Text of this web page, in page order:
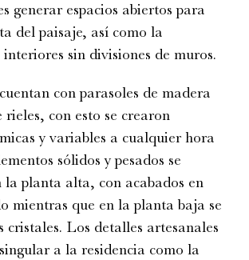
generar espacios abiertos para
del paisaje, así como la
sin divisiones de muros.
con parasoles de madera
rieles, con esto se crearon
y variables a cualquier hora
sólidos y pesados se
la planta alta, con acabados en
mientras que en la planta baja se
cristales. Los detalles artesanales
a la residencia como la